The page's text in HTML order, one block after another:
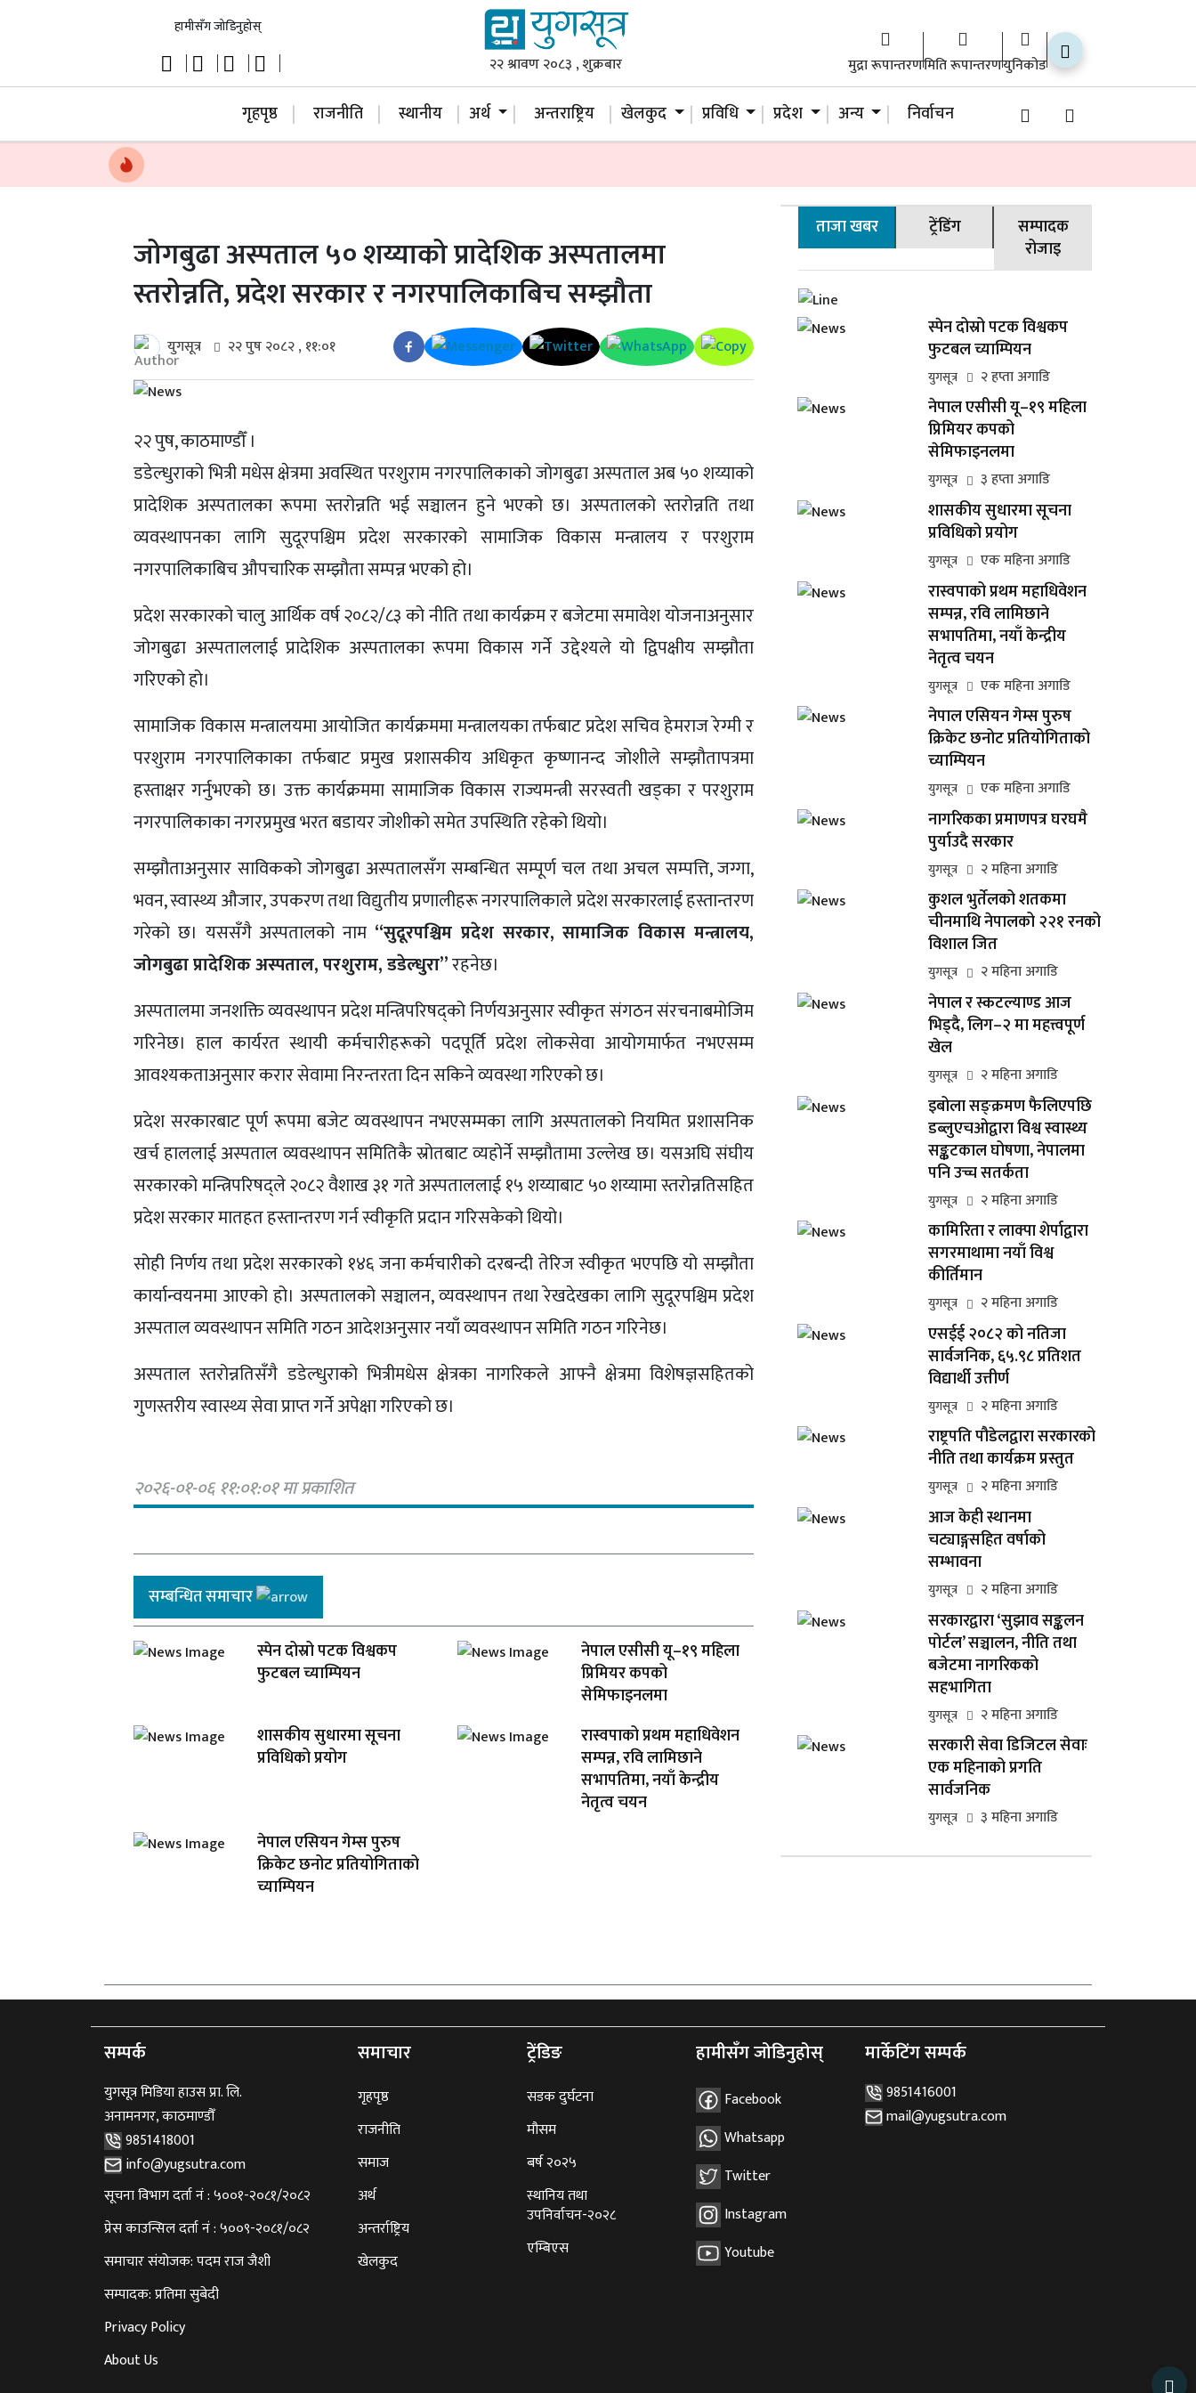
हामीसँग जोडिनुहोस्
२२ श्रावण २०८३ , शुक्रबार मुद्रा रूपान्तरणमिति रूपान्तरणयुनिकोड
गृहपृष्ठ राजनीति स्थानीय अर्थ अन्तराष्ट्रिय खेलकुद प्रविधि प्रदेश अन्य निर्वाचन
जोगबुढा अस्पताल ५० शय्याको प्रादेशिक अस्पतालमा
स्तरोन्नति, प्रदेश सरकार र नगरपालिकाबिच सम्झौता
युगसूत्र २२ पुष २०८२ , ११:०१
२२ पुष, काठमाण्डौँ ।
डडेल्धुराको भित्री मधेस क्षेत्रमा अवस्थित परशुराम नगरपालिकाको जोगबुढा अस्पताल अब ५० शय्याको
प्रादेशिक अस्पतालका रूपमा स्तरोन्नति भई सञ्चालन हुने भएको छ। अस्पतालको स्तरोन्नति तथा
व्यवस्थापनका लागि सुदूरपश्चिम प्रदेश सरकारको सामाजिक विकास मन्त्रालय र परशुराम
नगरपालिकाबिच औपचारिक सम्झौता सम्पन्न भएको हो।
प्रदेश सरकारको चालु आर्थिक वर्ष २०८२/८३ को नीति तथा कार्यक्रम र बजेटमा समावेश योजनाअनुसार
जोगबुढा अस्पताललाई प्रादेशिक अस्पतालका रूपमा विकास गर्ने उद्देश्यले यो द्विपक्षीय सम्झौता
गरिएको हो।
सामाजिक विकास मन्त्रालयमा आयोजित कार्यक्रममा मन्त्रालयका तर्फबाट प्रदेश सचिव हेमराज रेग्मी र
परशुराम नगरपालिकाका तर्फबाट प्रमुख प्रशासकीय अधिकृत कृष्णानन्द जोशीले सम्झौतापत्रमा
हस्ताक्षर गर्नुभएको छ। उक्त कार्यक्रममा सामाजिक विकास राज्यमन्त्री सरस्वती खड्का र परशुराम
नगरपालिकाका नगरप्रमुख भरत बडायर जोशीको समेत उपस्थिति रहेको थियो।
सम्झौताअनुसार साविकको जोगबुढा अस्पतालसँग सम्बन्धित सम्पूर्ण चल तथा अचल सम्पत्ति, जग्गा,
भवन, स्वास्थ्य औजार, उपकरण तथा विद्युतीय प्रणालीहरू नगरपालिकाले प्रदेश सरकारलाई हस्तान्तरण
गरेको छ। यससँगै अस्पतालको नाम “सुदूरपश्चिम प्रदेश सरकार, सामाजिक विकास मन्त्रालय,
जोगबुढा प्रादेशिक अस्पताल, परशुराम, डडेल्धुरा”रहनेछ।
अस्पतालमा जनशक्ति व्यवस्थापन प्रदेश मन्त्रिपरिषद्को निर्णयअनुसार स्वीकृत संगठन संरचनाबमोजिम
गरिनेछ। हाल कार्यरत स्थायी कर्मचारीहरूको पदपूर्ति प्रदेश लोकसेवा आयोगमार्फत नभएसम्म
आवश्यकताअनुसार करार सेवामा निरन्तरता दिन सकिने व्यवस्था गरिएको छ।
प्रदेश सरकारबाट पूर्ण रूपमा बजेट व्यवस्थापन नभएसम्मका लागि अस्पतालको नियमित प्रशासनिक
खर्च हाललाई अस्पताल व्यवस्थापन समितिकै स्रोतबाट व्यहोर्ने सम्झौतामा उल्लेख छ। यसअघि संघीय
सरकारको मन्त्रिपरिषद्ले २०८२ वैशाख ३१ गते अस्पताललाई १५ शय्याबाट ५० शय्यामा स्तरोन्नतिसहित
प्रदेश सरकार मातहत हस्तान्तरण गर्न स्वीकृति प्रदान गरिसकेको थियो।
सोही निर्णय तथा प्रदेश सरकारको १४६ जना कर्मचारीको दरबन्दी तेरिज स्वीकृत भएपछि यो सम्झौता
कार्यान्वयनमा आएको हो। अस्पतालको सञ्चालन, व्यवस्थापन तथा रेखदेखका लागि सुदूरपश्चिम प्रदेश
अस्पताल व्यवस्थापन समिति गठन आदेशअनुसार नयाँ व्यवस्थापन समिति गठन गरिनेछ।
अस्पताल स्तरोन्नतिसँगै डडेल्धुराको भित्रीमधेस क्षेत्रका नागरिकले आफ्नै क्षेत्रमा विशेषज्ञसहितको
गुणस्तरीय स्वास्थ्य सेवा प्राप्त गर्ने अपेक्षा गरिएको छ।
२०२६-०१-०६ ११:०१:०१ मा प्रकाशित
सम्बन्धित समाचार
स्पेन दोस्रो पटक विश्वकप
फुटबल च्याम्पियन
नेपाल एसीसी यू–१९ महिला
प्रिमियर कपको
सेमिफाइनलमा
शासकीय सुधारमा सूचना
प्रविधिको प्रयोग
रास्वपाको प्रथम महाधिवेशन
सम्पन्न, रवि लामिछाने
सभापतिमा, नयाँ केन्द्रीय
नेतृत्व चयन
नेपाल एसियन गेम्स पुरुष
क्रिकेट छनोट प्रतियोगिताको
च्याम्पियन
ताजा खबर ट्रेंडिंग
सम्पादक
रोजाइ
स्पेन दोस्रो पटक विश्वकप
फुटबल च्याम्पियन
युगसूत्र २ हप्ता अगाडि
नेपाल एसीसी यू–१९ महिला
प्रिमियर कपको
सेमिफाइनलमा
युगसूत्र ३ हप्ता अगाडि
शासकीय सुधारमा सूचना
प्रविधिको प्रयोग
युगसूत्र एक महिना अगाडि
रास्वपाको प्रथम महाधिवेशन
सम्पन्न, रवि लामिछाने
सभापतिमा, नयाँ केन्द्रीय
नेतृत्व चयन
युगसूत्र एक महिना अगाडि
नेपाल एसियन गेम्स पुरुष
क्रिकेट छनोट प्रतियोगिताको
च्याम्पियन
युगसूत्र एक महिना अगाडि
नागरिकका प्रमाणपत्र घरघमै
पुर्याउदै सरकार
युगसूत्र २ महिना अगाडि
कुशल भुर्तेलको शतकमा
चीनमाथि नेपालको २२१ रनको
विशाल जित
युगसूत्र २ महिना अगाडि
नेपाल र स्कटल्याण्ड आज
भिड्दै, लिग–२ मा महत्त्वपूर्ण
खेल
युगसूत्र २ महिना अगाडि
इबोला सङ्क्रमण फैलिएपछि
डब्लुएचओद्वारा विश्व स्वास्थ्य
सङ्कटकाल घोषणा, नेपालमा
पनि उच्च सतर्कता
युगसूत्र २ महिना अगाडि
कामिरिता र लाक्पा शेर्पाद्वारा
सगरमाथामा नयाँ विश्व
कीर्तिमान
युगसूत्र २ महिना अगाडि
एसईई २०८२ को नतिजा
सार्वजनिक, ६५.९८ प्रतिशत
विद्यार्थी उत्तीर्ण
युगसूत्र २ महिना अगाडि
राष्ट्रपति पौडेलद्वारा सरकारको
नीति तथा कार्यक्रम प्रस्तुत
युगसूत्र २ महिना अगाडि
आज केही स्थानमा
चट्याङ्गसहित वर्षाको
सम्भावना
युगसूत्र २ महिना अगाडि
सरकारद्वारा ‘सुझाव सङ्कलन
पोर्टल’ सञ्चालन, नीति तथा
बजेटमा नागरिकको
सहभागिता
युगसूत्र २ महिना अगाडि
सरकारी सेवा डिजिटल सेवाः
एक महिनाको प्रगति
सार्वजनिक
युगसूत्र ३ महिना अगाडि
सम्पर्क
युगसूत्र मिडिया हाउस प्रा. लि.
अनामनगर, काठमाण्डौँ
9851418001
info@yugsutra.com
सूचना विभाग दर्ता नं : ५००१-२०८१/२०८२
प्रेस काउन्सिल दर्ता नं : ५००९-२०८१/०८२
समाचार संयोजक: पदम राज जैशी
सम्पादक: प्रतिमा सुबेदी
Privacy Policy
About Us
समाचार
गृहपृष्ठ
राजनीति
समाज
अर्थ
अन्तर्राष्ट्रिय
खेलकुद
ट्रेंडिङ
सडक दुर्घटना
मौसम
बर्ष २०२५
स्थानिय तथा
उपनिर्वाचन-२०२८
एम्बिएस
हामीसँग जोडिनुहोस्
Facebook
Whatsapp
Twitter
Instagram
Youtube
मार्केटिंग सम्पर्क
9851416001
mail@yugsutra.com